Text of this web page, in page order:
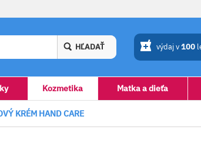
HĽADAŤ výdaj v100
Kozmetika Matka a dieťa
KRÉM HAND CARE